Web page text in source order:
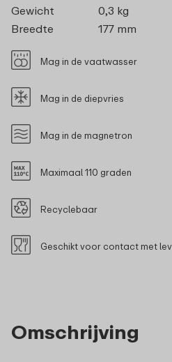
Omschrijving
Gewicht
0,3 kg
Breedte
177 mm
Mag in de vaatwasser
Mag in de diepvries
Mag in de magnetron
Maximaal 110 graden
Recyclebaar
Geschikt voor contact met